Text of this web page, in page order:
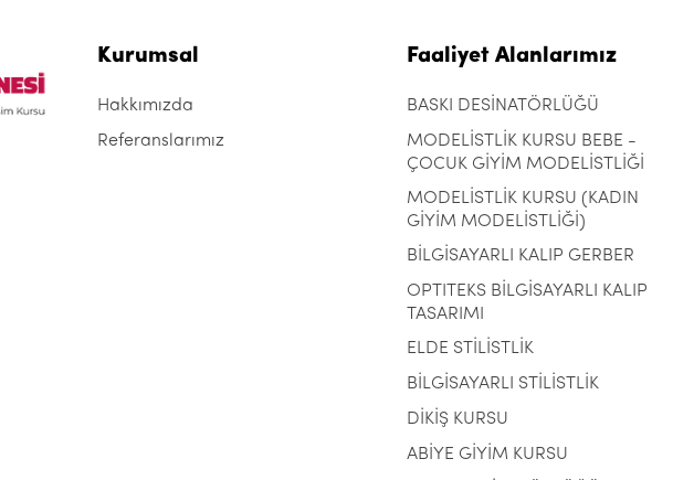
Kurumsal
Hakkımızda
Referanslarımız
Faaliyet Alanlarımız
BASKI DESİNATÖRLÜĞÜ
MODELİSTLİK KURSU BEBE -
ÇOCUK GİYİM MODELİSTLİĞİ
MODELİSTLİK KURSU (KADIN
GİYİM MODELİSTLİĞİ)
BİLGİSAYARLI KALIP GERBER
OPTITEKS BİLGİSAYARLI KALIP
TASARIMI
ELDE STİLİSTLİK
BİLGİSAYARLI STİLİSTLİK
DİKİŞ KURSU
ABİYE GİYİM KURSU